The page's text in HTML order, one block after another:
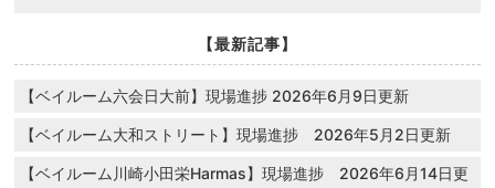
【最新記事】
【ベイルーム六会日大前】現場進捗 2026年6月9日更新
【ベイルーム大和ストリート】現場進捗 2026年5月2日更新
【ベイルーム川崎小田栄Harmas】現場進捗 2026年6月14日更